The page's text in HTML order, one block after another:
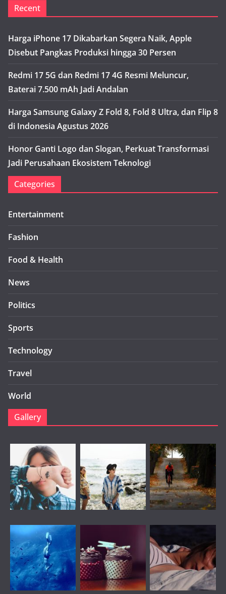
Recent
Harga iPhone 17 Dikabarkan Segera Naik, Apple
Disebut Pangkas Produksi hingga 30 Persen
Redmi 17 5G dan Redmi 17 4G Resmi Meluncur,
Baterai 7.500 mAh Jadi Andalan
Harga Samsung Galaxy Z Fold 8, Fold 8 Ultra, dan Flip 8
di Indonesia Agustus 2026
Honor Ganti Logo dan Slogan, Perkuat Transformasi
Jadi Perusahaan Ekosistem Teknologi
Categories
Entertainment
Fashion
Food & Health
News
Politics
Sports
Technology
Travel
World
Gallery